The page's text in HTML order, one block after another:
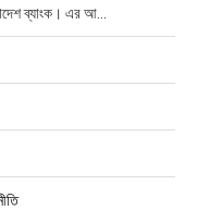
ব্যাংক। এর আ...